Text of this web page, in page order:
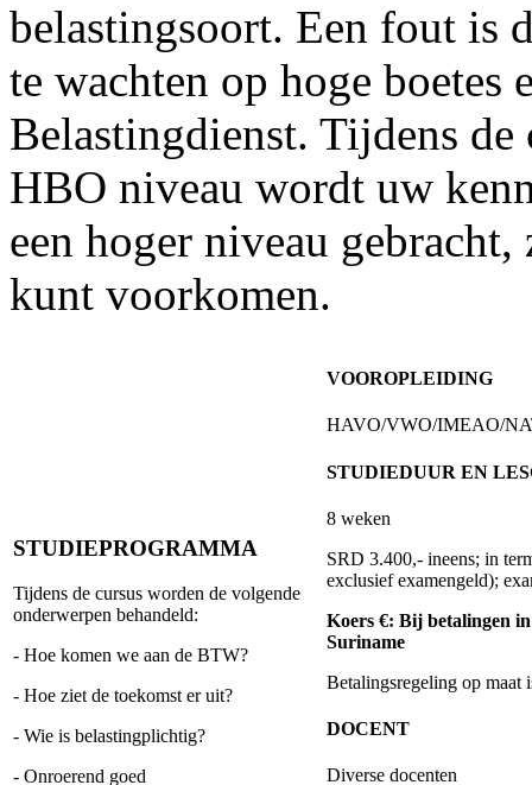
belastingsoort. Een fout is
te wachten op hoge boetes
Belastingdienst. Tijdens
HBO niveau wordt uw
een hoger niveau
kunt voorkomen.
STUDIEPROGRAMMA
Tijdens de cursus worden de volgende
onderwerpen behandeld:
- Hoe komen we aan de BTW?
- Hoe ziet de toekomst er uit?
- Wie is belastingplichtig?
- Onroerend goed
VOOROPLEIDING
HAVO/VWO/IMEAO/
STUDIEDUUR EN
8 weken
SRD 3.400,- ineens; in
exclusief examengeld);
Koers €: Bij betalingen
Suriname
Betalingsregeling op maat
DOCENT
Diverse docenten